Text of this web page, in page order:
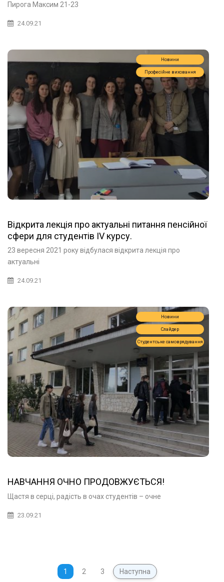
Пирога Максим 21-23
24.09.21
Новини
Професійне виховання
Відкрита лекція про актуальні питання пенсійної
сфери для студентів IV курсу.
23 вересня 2021 року відбулася відкрита лекція про
актуальні
24.09.21
Новини
Слайдер
Студентське самоврядування
НАВЧАННЯ ОЧНО ПРОДОВЖУЄТЬСЯ!
Щастя в серці, радість в очах студентів – очне
23.09.21
1 2 3 Наступна